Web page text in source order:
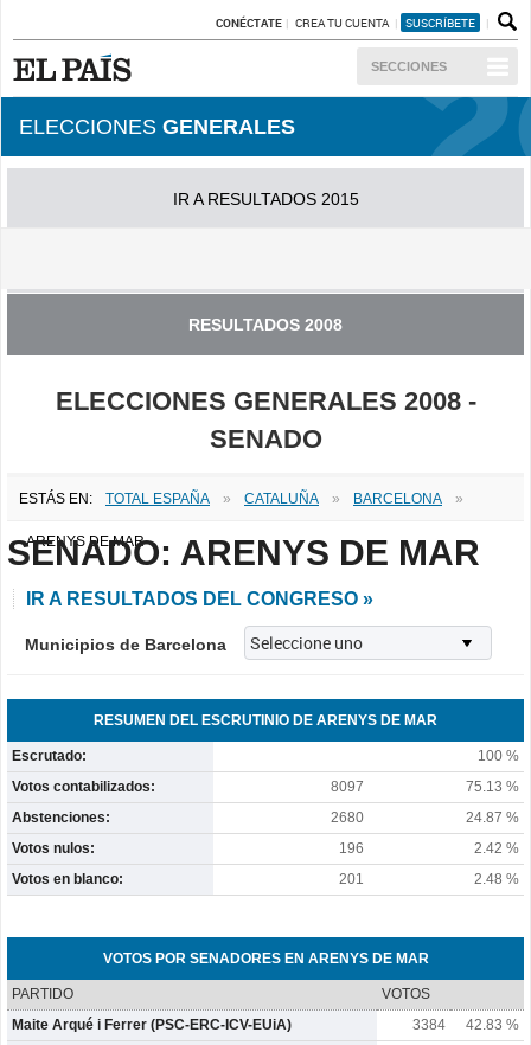
CONÉCTATE CREA TU CUENTA SUSCRÍBETE
SECCIONES
ELECCIONES GENERALES
IR A RESULTADOS 2015
RESULTADOS 2008
ELECCIONES GENERALES 2008 -
SENADO
ESTÁS EN: TOTAL ESPAÑA » CATALUÑA » BARCELONA »
ARENYS DE MAR
SENADO: ARENYS DE MAR
IR A RESULTADOS DEL CONGRESO »
Municipios de Barcelona
RESUMEN DEL ESCRUTINIO DE ARENYS DE MAR
Escrutado:
100 %
Votos contabilizados:
8097
75.13 %
Abstenciones:
2680
24.87 %
Votos nulos:
196
2.42 %
Votos en blanco:
201 2.48 %
VOTOS POR SENADORES EN ARENYS DE MAR
PARTIDO
VOTOS
Maite Arqué i Ferrer (PSC-ERC-ICV-EUiA)
3384
42.83 %